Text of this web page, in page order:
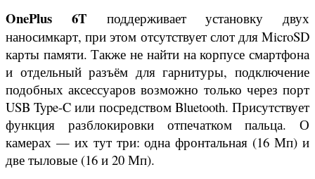
OnePlus 6T поддерживает установку двух
наносимкарт, при этом отсутствует слот для MicroSD
карты памяти. Также не найти на корпусе смартфона
и отдельный разъём для гарнитуры, подключение
подобных аксессуаров возможно только через порт
USB Type-C или посредством Bluetooth. Присутствует
функция разблокировки отпечатком пальца. О
камерах — их тут три: одна фронтальная (16 Мп) и
две тыловые (16 и 20 Мп).